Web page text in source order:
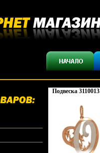
Подвеска